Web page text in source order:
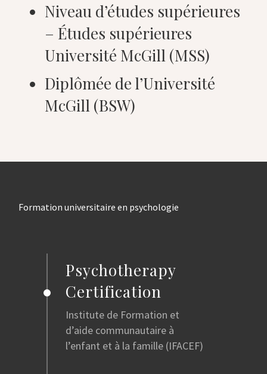
Niveau d’études supérieures
– Études supérieures
Université McGill (MSS)
Diplômée de l’Université
McGill (BSW)
Formation universitaire en psychologie
Psychotherapy
Certification
Institute de Formation et
d’aide communautaire à
l’enfant et à la famille (IFACEF)